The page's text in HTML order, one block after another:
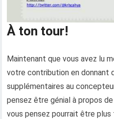
À ton tour!
Maintenant que vous avez lu
votre contribution en donnant
supplémentaires au
pensez être génial à propos
vous pensez pourrait être